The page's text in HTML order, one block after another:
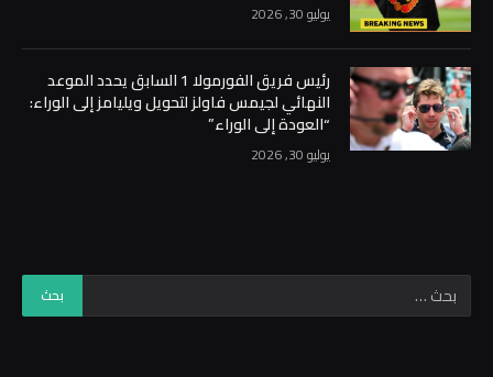
يوليو 30, 2026
رئيس فريق الفورمولا 1 السابق يحدد الموعد
النهائي لجيمس فاولز لتحويل ويليامز إلى الوراء:
“العودة إلى الوراء”
يوليو 30, 2026